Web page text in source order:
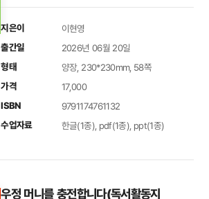
지은이 이현영
출간일 2026년 06월 20일
형태 양장, 230*230mm, 58쪽
가격 17,000
ISBN 9791174761132
수업자료 한글(1종), pdf(1종), ppt(1종)
우정 머니를 충전합니다(독서활동지